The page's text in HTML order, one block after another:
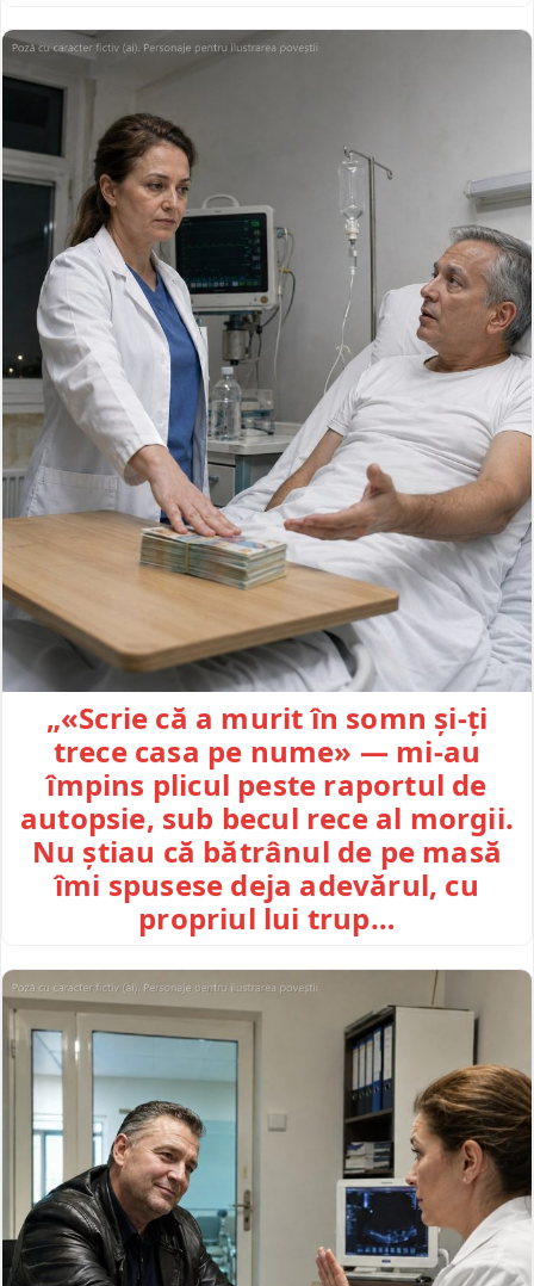
„«Scrie că a murit în somn și-ți
trece casa pe nume» — mi-au
împins plicul peste raportul de
autopsie, sub becul rece al morgii.
Nu știau că bătrânul de pe masă
îmi spusese deja adevărul, cu
propriul lui trup…